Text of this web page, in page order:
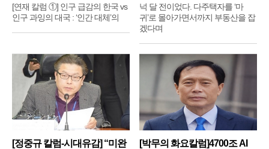
①]
[연재 칼럼 ①] 인구 급감의 한국 vs
인구 과잉의 대국 : ‘인간 대체’의
배
넉 달 전이었다. 다주택자를 ‘마
귀’로 몰아가면서까지 부동산을 잡
겠다며
[정중규 칼럼-시대유감] “미완
[박무의 화요칼럼]4700조 AI